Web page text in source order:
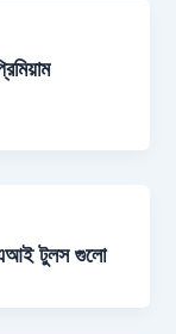
এআই টুলস গুলো